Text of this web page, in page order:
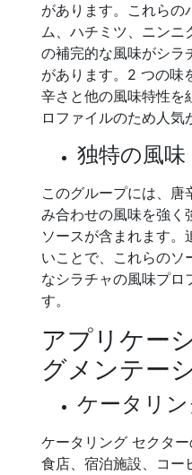
があります。これらの
ム、ハチミツ、ニンニ
の補完的な風味がシラ
があります。2 つの味
辛さと他の風味特性を
ロファイルのため人気
独特の風味
このグループには、唐
み合わせの風味を強く
ソースが含まれます。
いことで、これらのソ
なシラチャの風味プロ
す。
アプリケー
グメンテー
ケータリ
ケータリング セクタ
食店、宿泊施設、コー